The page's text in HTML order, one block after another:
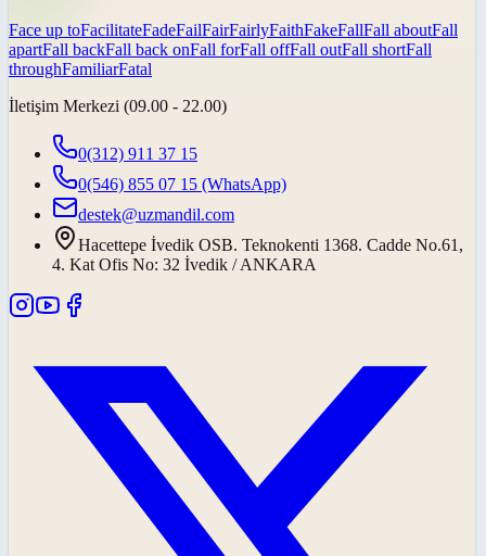
Face up toFacilitateFadeFailFairFairlyFaithFakeFallFall aboutFall
apartFall backFall back onFall forFall offFall outFall shortFall
throughFamiliarFatal
İletişim Merkezi (09.00 - 22.00)
0(312) 911 37 15
0(546) 855 07 15 (WhatsApp)
destek@uzmandil.com
Hacettepe İvedik OSB. Teknokenti 1368. Cadde No.61,
4. Kat Ofis No: 32 İvedik / ANKARA